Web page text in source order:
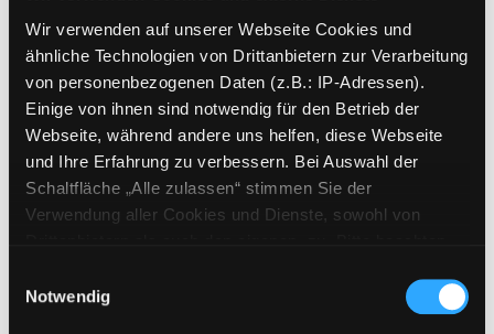
Wir verwenden auf unserer Webseite Cookies und
ähnliche Technologien von Drittanbietern zur Verarbeitung
von personenbezogenen Daten (z.B.: IP-Adressen).
Einige von ihnen sind notwendig für den Betrieb der
Webseite, während andere uns helfen, diese Webseite
und Ihre Erfahrung zu verbessern. Bei Auswahl der
Schaltfläche „Alle zulassen“ stimmen Sie der
Verwendung aller Cookies und Dienste, sowohl von
Cookies von Drittanbietern, eine Verarbeitung in
unsicheren Drittländern (Länder außerhalb des EWR
Notwendig
Verlag:[o.O.], Lighthouse Home
Entertainment
Exemplar-Details von Gold anzeigen
Mediengruppe:DVD
Gold
Verfasser:Arslan, Thomas [Regie]
Jahr:2013
Verlag: [o.O.], good! movies
Verhoeff, Pieter [Regie]Suche